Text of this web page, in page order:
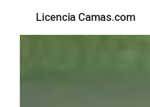
Licencia Camas.com